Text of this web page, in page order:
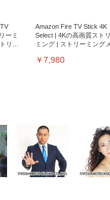
ーミ
リー
Amazon Fire TV Stick 4K
Select | 4Kの高画質スト
ミング | ストリーミングメ
￥7,980
ア